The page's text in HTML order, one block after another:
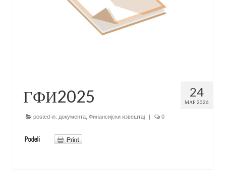
24
МАР 2026
ГФИ2025
posted in: документа Финансијски извештај | 0